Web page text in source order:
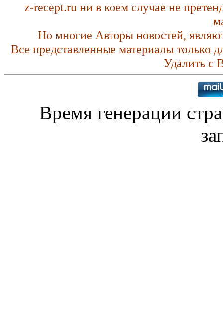
z-recept.ru ни в коем случае не
Но многие Авторы новостей,
Все представленные материалы только
Удалить с
Время генерации